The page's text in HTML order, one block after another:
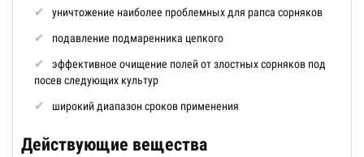
уничтожение наиболее проблемных для рапса сорняков
подавление подмаренника цепкого
эффективное очищение полей от злостных сорняков под
посев следующих культур
широкий диапазон сроков применения
Действующие вещества